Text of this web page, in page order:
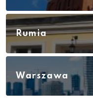
Rumia
Warszawa